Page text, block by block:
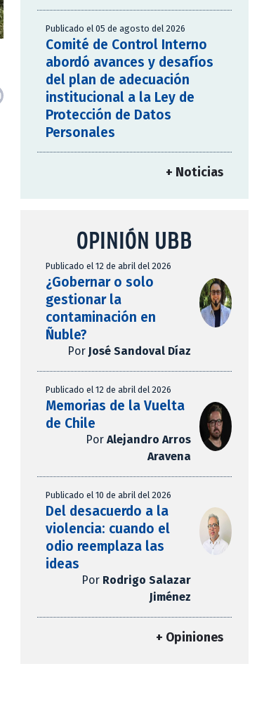
Publicado el 05 de agosto del 2026
Comité de Control Interno
abordó avances y desafíos
del plan de adecuación
institucional a la Ley de
Protección de Datos
Personales
+ Noticias
OPINIÓN UBB
Publicado el 12 de abril del 2026
¿Gobernar o solo
gestionar la
contaminación en
Ñuble?
Por José Sandoval Díaz
Publicado el 12 de abril del 2026
Memorias de la Vuelta
de Chile
Por Alejandro Arros
Aravena
Publicado el 10 de abril del 2026
Del desacuerdo a la
violencia: cuando el
odio reemplaza las
ideas
Por Rodrigo Salazar
Jiménez
+ Opiniones